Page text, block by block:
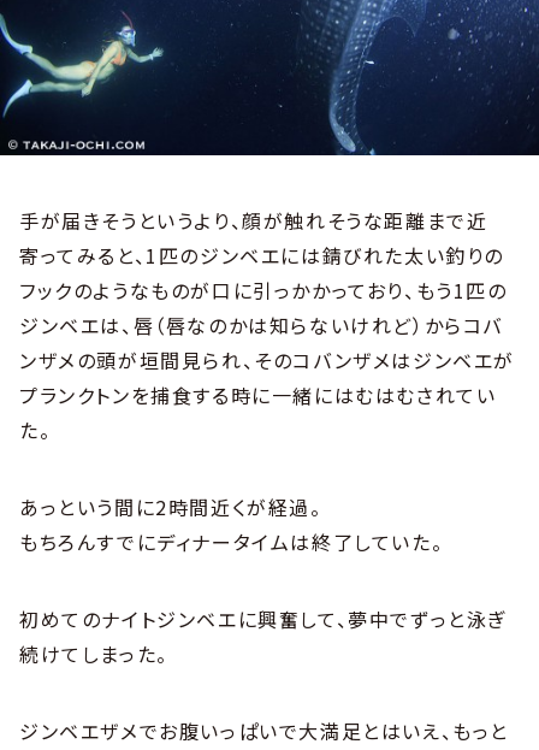
手が届きそうというより、顔が触れそうな距離まで近
寄ってみると、1匹のジンベエには錆びれた太い釣りの
フックのようなものが口に引っかかっており、もう1匹の
ジンベエは、唇（唇なのかは知らないけれど）からコバ
ンザメの頭が垣間見られ、そのコバンザメはジンベエが
プランクトンを捕食する時に一緒にはむはむされてい
た。
あっという間に2時間近くが経過。
もちろんすでにディナータイムは終了していた。
初めてのナイトジンベエに興奮して、夢中でずっと泳ぎ
続けてしまった。
ジンベエザメでお腹いっぱいで大満足とはいえ、もっと